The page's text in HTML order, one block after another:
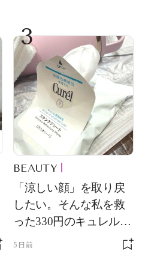
3
BEAUTY
「涼しい顔」を取り戻
したい。そんな私を救
った330円のキュレル名
5日前